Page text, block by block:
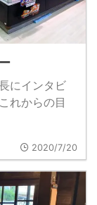
にインタビ
れからの目
2020/7/20